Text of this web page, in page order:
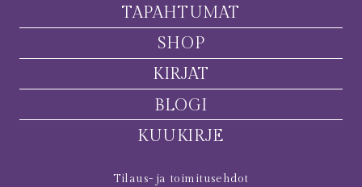
TAPAHTUMAT
SHOP
KIRJAT
BLOGI
KUUKIRJE
Tilaus- ja toimitusehdot